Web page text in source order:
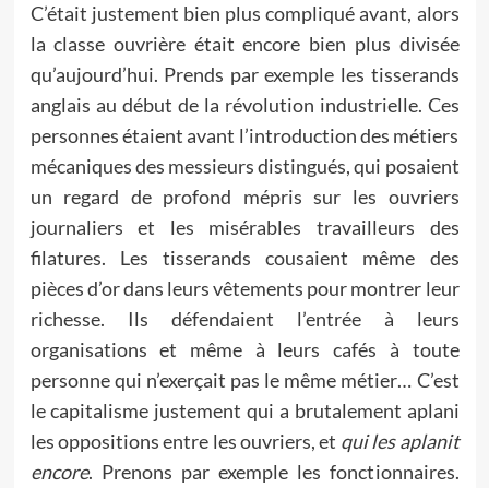
C’était justement bien plus compliqué avant, alors
la classe ouvrière était encore bien plus divisée
qu’aujourd’hui. Prends par exemple les tisserands
anglais au début de la révolution industrielle. Ces
personnes étaient avant l’introduction des métiers
mécaniques des messieurs distingués, qui posaient
un regard de profond mépris sur les ouvriers
journaliers et les misérables travailleurs des
filatures. Les tisserands cousaient même des
pièces d’or dans leurs vêtements pour montrer leur
richesse. Ils défendaient l’entrée à leurs
organisations et même à leurs cafés à toute
personne qui n’exerçait pas le même métier… C’est
le capitalisme justement qui a brutalement aplani
les oppositions entre les ouvriers, et qui les aplanit
encore. Prenons par exemple les fonctionnaires.